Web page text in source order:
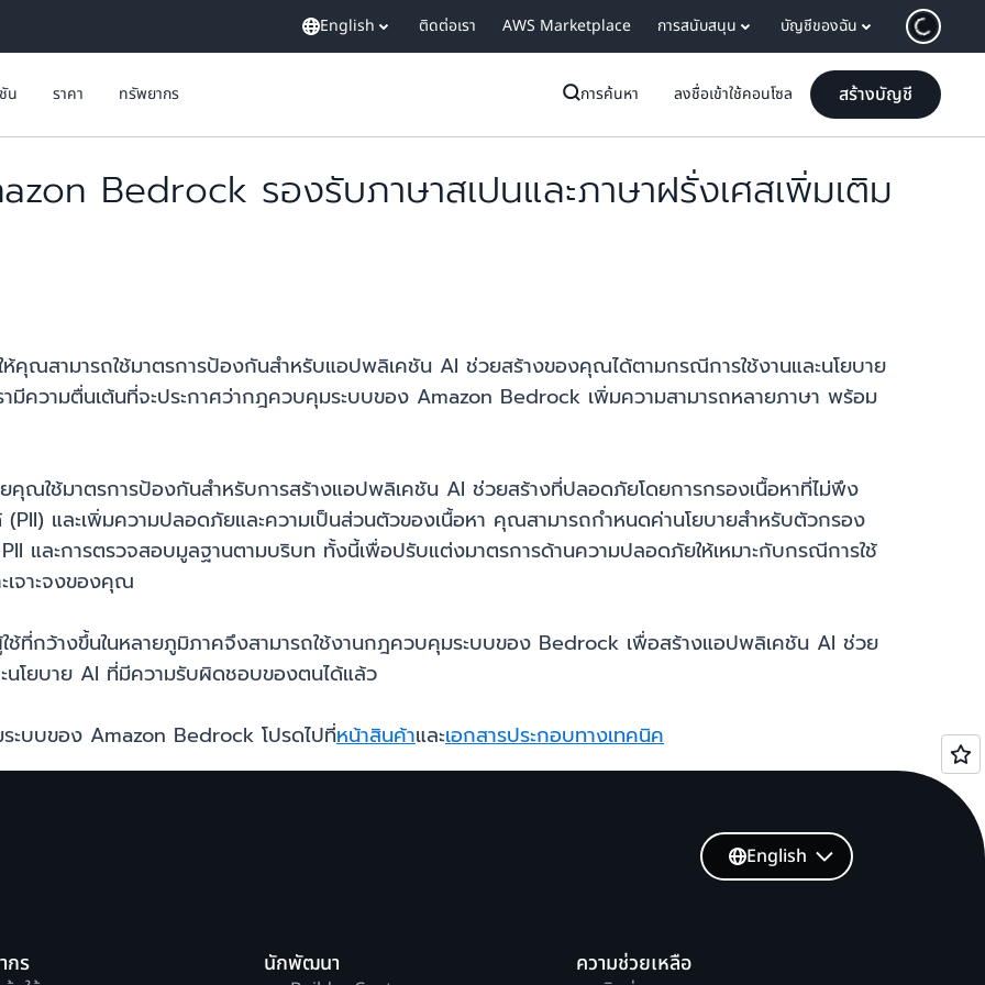
English ติดต่อเรา AWS Marketplace การสนับสนุน บัญชีของฉัน
น ราคา ทรัพยากร การค้นหา ลงชื่อเข้าใช้คอนโซล สร้างบัญชี
Bedrock รองรับภาษาสเปนและภาษาฝรั่งเศสเพิ่มเติม
คุณสามารถใช้มาตรการป้องกันสำหรับแอปพลิเคชัน AI ช่วยสร้างของคุณได้ตามกรณีการใช้งานและนโยบาย
ความตื่นเต้นที่จะประกาศว่ากฎควบคุมระบบของ Amazon Bedrock เพิ่มความสามารถหลายภาษา พร้อม
ใช้มาตรการป้องกันสำหรับการสร้างแอปพลิเคชัน AI ช่วยสร้างที่ปลอดภัยโดยการกรองเนื้อหาที่ไม่พึง
และเพิ่มความปลอดภัยและความเป็นส่วนตัวของเนื้อหา คุณสามารถกำหนดค่านโยบายสำหรับตัวกรอง
และการตรวจสอบมูลฐานตามบริบท ทั้งนี้เพื่อปรับแต่งมาตรการด้านความปลอดภัยให้เหมาะกับกรณีการใช้
เจาะจงของคุณ
ช้ที่กว้างขึ้นในหลายภูมิภาคจึงสามารถใช้งานกฎควบคุมระบบของ Bedrock เพื่อสร้างแอปพลิเคชัน AI ช่วย
โยบาย AI ที่มีความรับผิดชอบของตนได้แล้ว
ะบบของ Amazon Bedrock โปรดไปที่หน้าสินค้าและเอกสารประกอบทางเทคนิค
กร นักพัฒนา ความช่วยเหลือ
English